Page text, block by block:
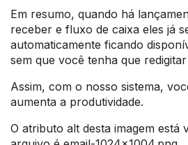
Em resumo, quando há
receber e fluxo de caixa eles já
automaticamente ficando
sem que você tenha que
Assim, com o nosso sistema,
aumenta a produtividade.
O atributo alt desta imagem está